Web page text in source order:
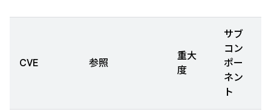
CVE 参照
重大
度
サブ
コン
ポー
ネン
ト